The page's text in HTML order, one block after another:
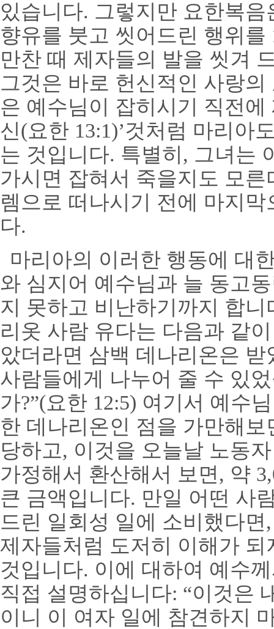
있습니다. 그렇지만 요한복
향유를 붓고 씻어드린 행위를
만찬 때 제자들의 발을 씻겨
그것은 바로 헌신적인 사랑
은 예수님이 잡히시기 직전
신(요한 13:1)’것처럼 마리아
는 것입니다. 특별히, 그녀는
가시면 잡혀서 죽을지도 모
렘으로 떠나시기 전에 마지
다.
마리아의 이러한 행동에 대
와 심지어 예수님과 늘 동고
지 못하고 비난하기까지 합니
리옷 사람 유다는 다음과 같
았더라면 삼백 데나리온은
사람들에게 나누어 줄 수 있
가?”(요한 12:5) 여기서 예수
한 데나리온인 점을 가만해보
당하고, 이것을 오늘날 노동
가정해서 환산해서 보면, 약
큰 금액입니다. 만일 어떤 사
드린 일회성 일에 소비했다면
제자들처럼 도저히 이해가
것입니다. 이에 대하여 예수
직접 설명하십니다: “이것은
이니 이 여자 일에 참견하지